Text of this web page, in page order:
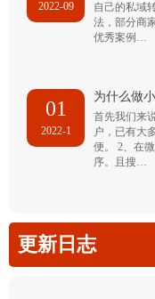
2022-09
自己的私域
法，部分商
优秀案例…
01
2022-1
为什么做
首先我们来
户，已有大
便。 2、在
序。且搜…
更新日志